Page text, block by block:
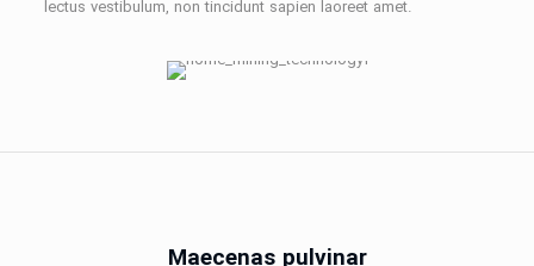
lectus vestibulum, non tincidunt sapien laoreet amet.
Maecenas pulvinar